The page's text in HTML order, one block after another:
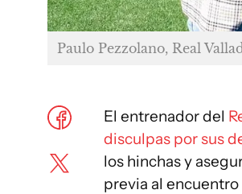
Paulo Pezzolano, Real
El entrenador del
disculpas por sus
los hinchas y
previa al